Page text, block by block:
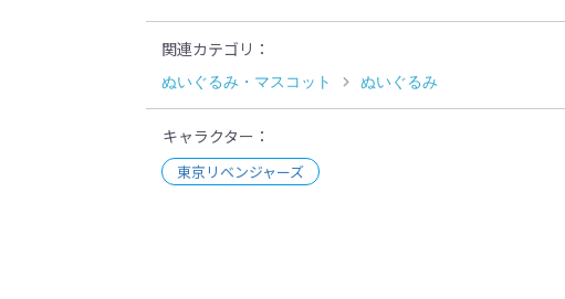
関連カテゴリ
ぬいぐるみ・マスコット ぬいぐるみ
キャラクター
東京リベンジャーズ